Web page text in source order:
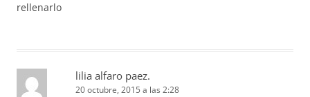
rellenarlo
lilia alfaro paez.
20 octubre, 2015 a las 2:28